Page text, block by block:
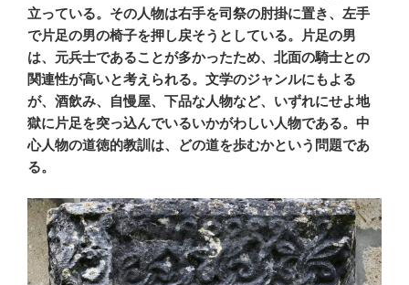
立っている。その人物は右手を司祭の肘掛に置き、左手
で片足の男の椅子を押し戻そうとしている。片足の男
は、元兵士であることが多かったため、北面の騎士との
関連性が高いと考えられる。文学のジャンルにもよる
が、酒飲み、自慢屋、下品な人物など、いずれにせよ地
獄に片足を突っ込んでいるいかがわしい人物である。中
心人物の道徳的教訓は、どの道を歩むかという問題であ
る。